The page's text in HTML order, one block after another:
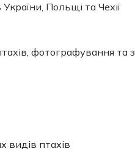
Польщі та Чехії
фотографування та
видів птахів